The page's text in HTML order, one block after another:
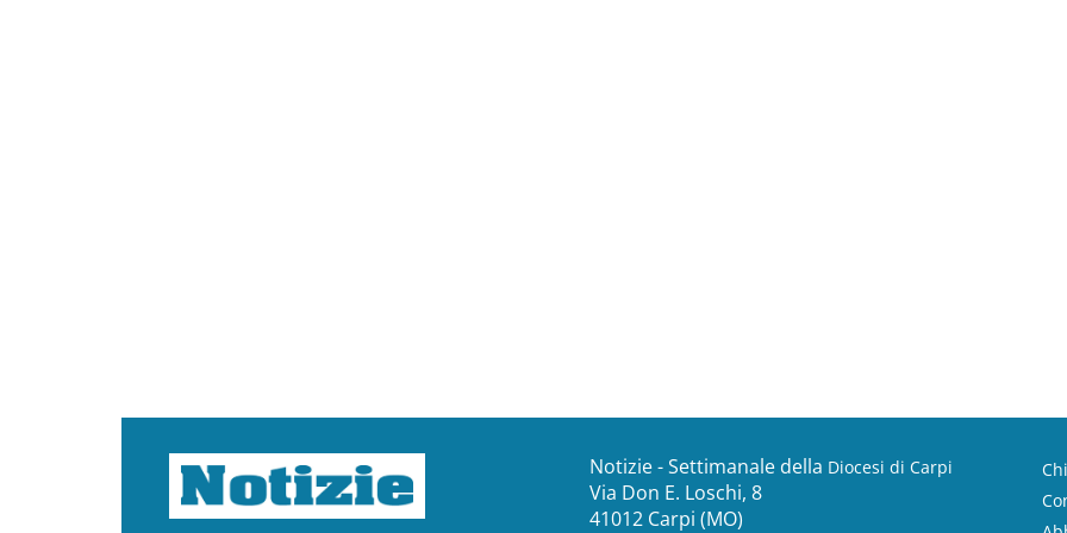
Notizie - Settimanale della Diocesi di Carpi
Via Don E. Loschi, 8
41012 Carpi (MO)